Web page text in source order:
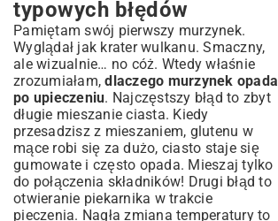
typowych błędów
Pamiętam swój pierwszy murzynek.
Wyglądał jak krater wulkanu. Smaczny,
ale wizualnie… no cóż. Wtedy właśnie
zrozumiałam,dlaczego murzynek opada
po upieczeniu. Najczęstszy błąd to zbyt
długie mieszanie ciasta. Kiedy
przesadzisz z mieszaniem, glutenu w
mące robi się za dużo, ciasto staje się
gumowate i często opada. Mieszaj tylko
do połączenia składników! Drugi błąd to
otwieranie piekarnika w trakcie
pieczenia. Nagła zmiana temperatury to